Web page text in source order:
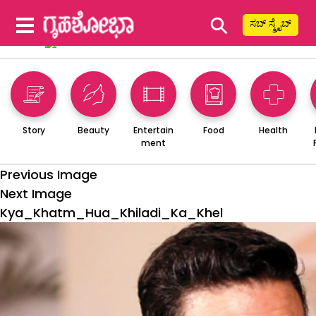
⚲ ಸಬ್ ಸ್ಕ್ರೈಬ್
Story Beauty
Entertain
ment
Food Health
Previous Image
Next Image
Kya_Khatm_Hua_Khiladi_Ka_Khel